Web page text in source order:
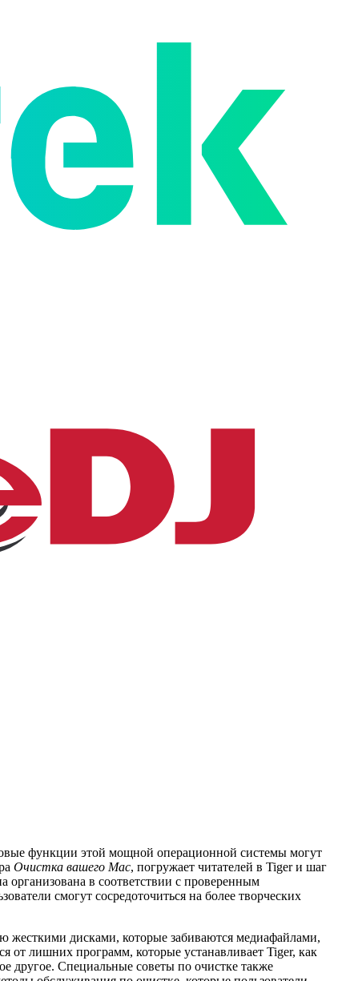
функции этой мощной операционной системы могут
Очистка вашего Mac, погружает читателей в Tiger и шаг
организована в соответствии с проверенным
смогут сосредоточиться на более творческих
жесткими дисками, которые забиваются медиафайлами,
от лишних программ, которые устанавливает Tiger, как
другое. Специальные советы по очистке также